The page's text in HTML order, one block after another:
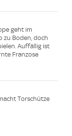
geht im
zu Boden, doch
Auffällig ist
Franzose
Torschütze